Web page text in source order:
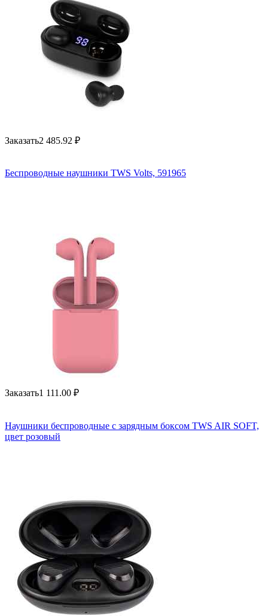
Заказать2 485.92 ₽
Беспроводные наушники TWS Volts, 591965
Заказать1 111.00 ₽
Наушники беспроводные с зарядным боксом TWS AIR SOFT,
цвет розовый